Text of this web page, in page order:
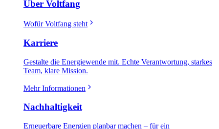
Über Voltfang
Wofür Voltfang steht
Karriere
Gestalte die Energiewende mit. Echte Verantwortung, starkes
Team, klare Mission.
Mehr Informationen
Nachhaltigkeit
Erneuerbare Energien planbar machen – für ein